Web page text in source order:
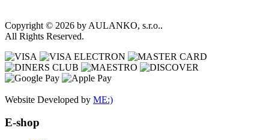
Copyright © 2026 by AULANKO, s.r.o..
All Rights Reserved.
Website Developed by ME:)
E-shop